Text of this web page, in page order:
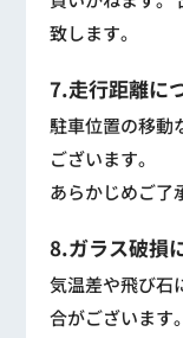
致します。
7.走行距離に
駐車位置の移動
ございます。
あらかじめご了
8.ガラス破損
気温差や飛び石
合がございます。